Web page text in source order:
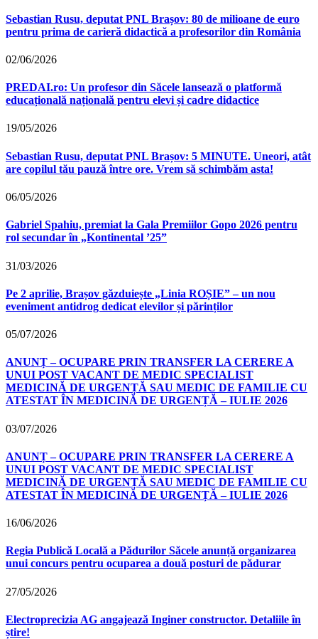
Sebastian Rusu, deputat PNL Brașov: 80 de milioane de euro
pentru prima de carieră didactică a profesorilor din România
02/06/2026
PREDAI.ro: Un profesor din Săcele lansează o platformă
educațională națională pentru elevi și cadre didactice
19/05/2026
Sebastian Rusu, deputat PNL Brașov: 5 MINUTE. Uneori, atât
are copilul tău pauză între ore. Vrem să schimbăm asta!
06/05/2026
Gabriel Spahiu, premiat la Gala Premiilor Gopo 2026 pentru
rol secundar în „Kontinental ’25”
31/03/2026
Pe 2 aprilie, Brașov găzduiește „Linia ROȘIE” – un nou
eveniment antidrog dedicat elevilor și părinților
05/07/2026
ANUNȚ – OCUPARE PRIN TRANSFER LA CERERE A
UNUI POST VACANT DE MEDIC SPECIALIST
MEDICINĂ DE URGENȚĂ SAU MEDIC DE FAMILIE CU
ATESTAT ÎN MEDICINĂ DE URGENȚĂ – IULIE 2026
03/07/2026
ANUNȚ – OCUPARE PRIN TRANSFER LA CERERE A
UNUI POST VACANT DE MEDIC SPECIALIST
MEDICINĂ DE URGENȚĂ SAU MEDIC DE FAMILIE CU
ATESTAT ÎN MEDICINĂ DE URGENȚĂ – IULIE 2026
16/06/2026
Regia Publică Locală a Pădurilor Săcele anunță organizarea
unui concurs pentru ocuparea a două posturi de pădurar
27/05/2026
Electroprecizia AG angajează Inginer constructor. Detaliile în
știre!